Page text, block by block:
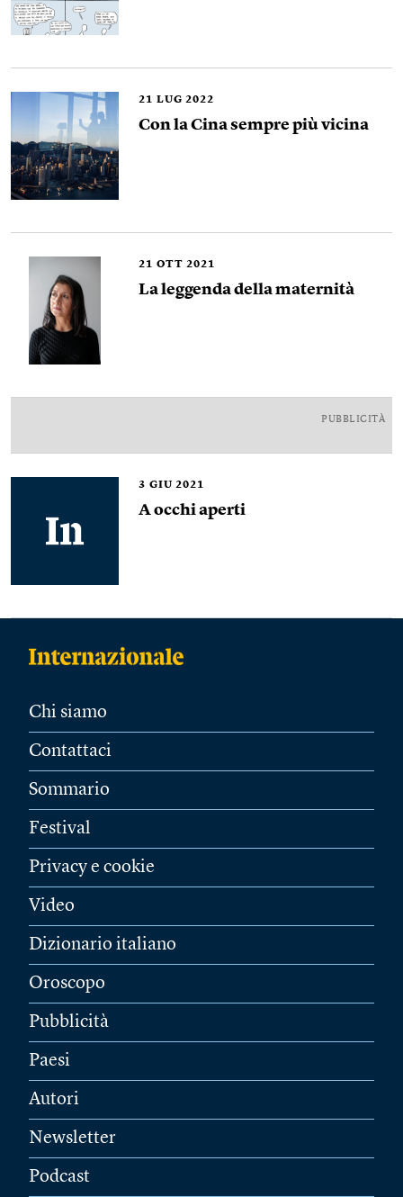
21 LUG 2022
Con la Cina sempre più vicina
21 OTT 2021
La leggenda della maternità
PUBBLICITÀ
3 GIU 2021
A occhi aperti
Chi siamo
Contattaci
Sommario
Festival
Privacy e cookie
Video
Dizionario italiano
Oroscopo
Pubblicità
Paesi
Autori
Newsletter
Podcast